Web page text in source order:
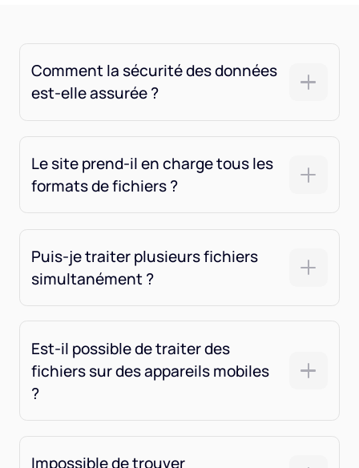
Comment la sécurité des données
est-elle assurée ?
Le site prend-il en charge tous les
formats de fichiers ?
Puis-je traiter plusieurs fichiers
simultanément ?
Est-il possible de traiter des
fichiers sur des appareils mobiles
?
Impossible de trouver